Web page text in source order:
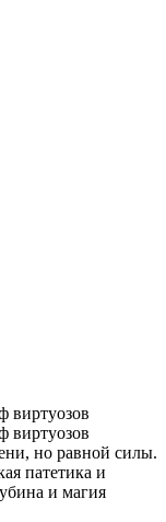
но равной силы.
патетика и
и магия